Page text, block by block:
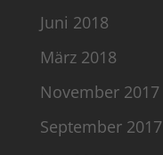
Juni 2018
März 2018
November 2017
September 2017